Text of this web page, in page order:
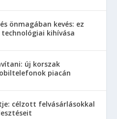
önmagában kevés: ez
kihívása
új korszak
piacán
célzott felvásárlásokkal